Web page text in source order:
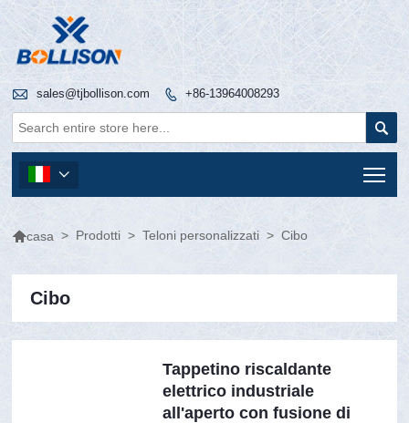
 sales@tjbollison.com  +86-13964008293


casa > Prodotti > Teloni personalizzati > Cibo
Cibo
Tappetino riscaldante
elettrico industriale
all'aperto con fusione di